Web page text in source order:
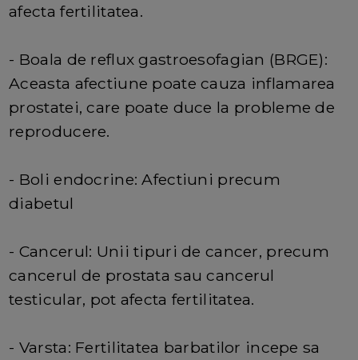
afecta fertilitatea.
- Boala de reflux gastroesofagian (BRGE):
Aceasta afectiune poate cauza inflamarea
prostatei, care poate duce la probleme de
reproducere.
- Boli endocrine: Afectiuni precum
diabetul
- Cancerul: Unii tipuri de cancer, precum
cancerul de prostata sau cancerul
testicular, pot afecta fertilitatea.
- Varsta: Fertilitatea barbatilor incepe sa